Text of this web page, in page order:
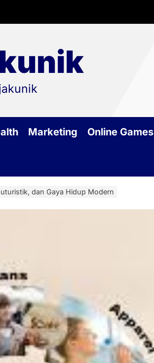
Marketing Online Games
dan Gaya Hidup Modern